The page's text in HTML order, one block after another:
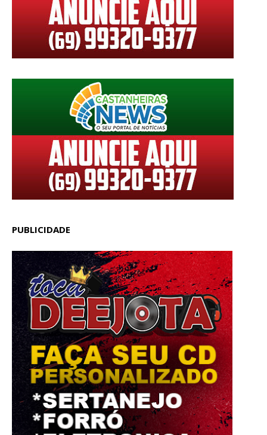
PUBLICIDADE